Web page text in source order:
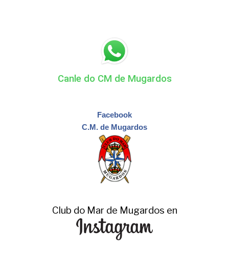
Canle do CM de Mugardos
Facebook
C.M. de Mugardos
Club do Mar de Mugardos en